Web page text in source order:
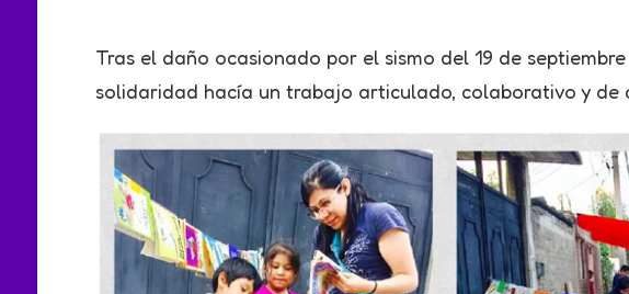
Tras el daño ocasionado por el sismo del 19 de
solidaridad hacía un trabajo articulado, colaborativo y